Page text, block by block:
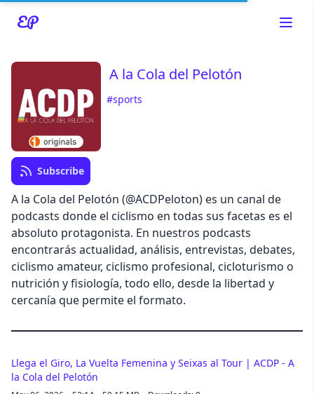
Read about our content policies
A la Cola del Pelotón
#sports
Subscribe
A la Cola del Pelotón (@ACDPeloton) es un canal de
podcasts donde el ciclismo en todas sus facetas es el
absoluto protagonista. En nuestros podcasts
encontrarás actualidad, análisis, entrevistas, debates,
ciclismo amateur, ciclismo profesional, cicloturismo o
nutrición y fisiología, todo ello, desde la libertad y
cercanía que permite el formato.
Cancel
Llega el Giro, La Vuelta Femenina y Seixas al Tour | ACDP - A
la Cola del Pelotón